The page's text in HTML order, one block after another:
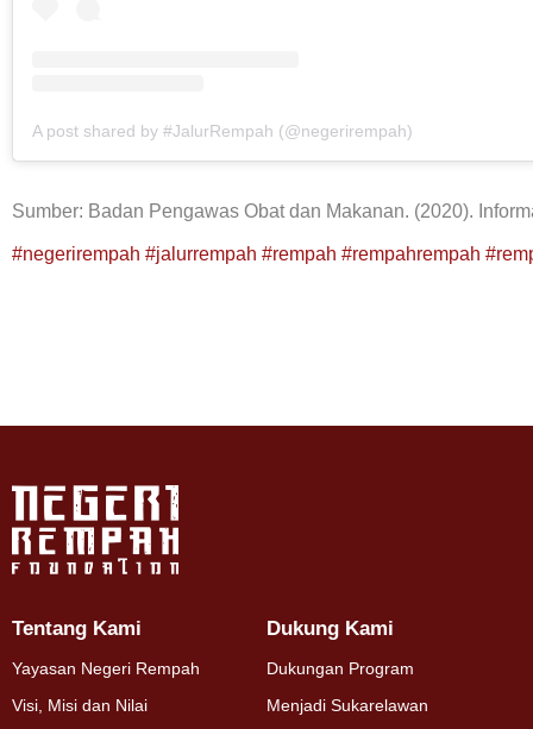
A post shared by #JalurRempah (@negerirempah)
Sumber: Badan Pengawas Obat dan Makanan. (2020).
#negerirempah #jalurrempah #rempah #rempahrempah
Tentang Kami
Yayasan Negeri Rempah
Visi, Misi dan Nilai
Dukung Kami
Dukungan Program
Menjadi Sukarelawan